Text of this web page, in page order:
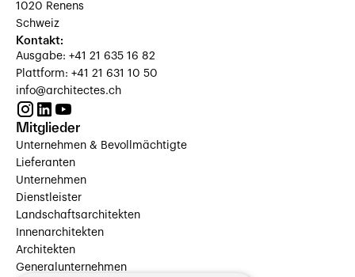
1020 Renens
Schweiz
Kontakt:
Ausgabe: +41 21 635 16 82
Plattform: +41 21 631 10 50
info@architectes.ch
Mitglieder
Unternehmen & Bevollmächtigte
Lieferanten
Unternehmen
Dienstleister
Landschaftsarchitekten
Innenarchitekten
Architekten
Generalunternehmen